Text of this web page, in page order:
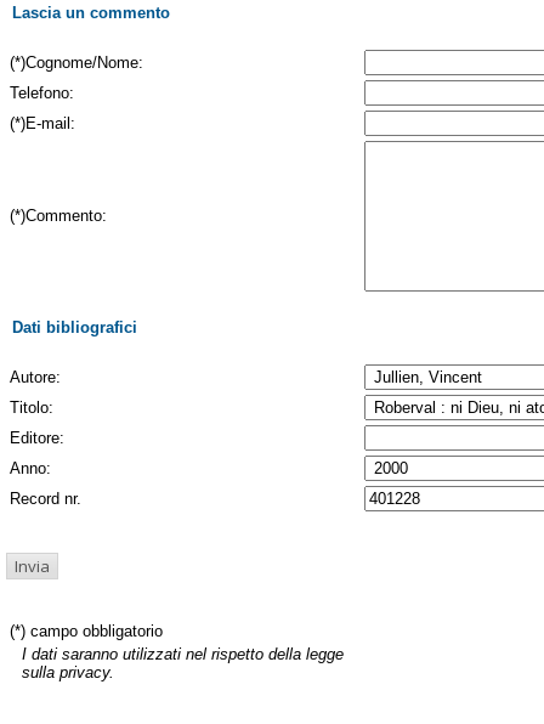
Lascia un commento
(*)Cognome/Nome:
Telefono:
(*)E-mail:
(*)Commento:
Dati bibliografici
Autore:
Titolo:
Editore:
Anno:
Record nr.
(*) campo obbligatorio
I dati saranno utilizzati nel rispetto della legge
sulla privacy.